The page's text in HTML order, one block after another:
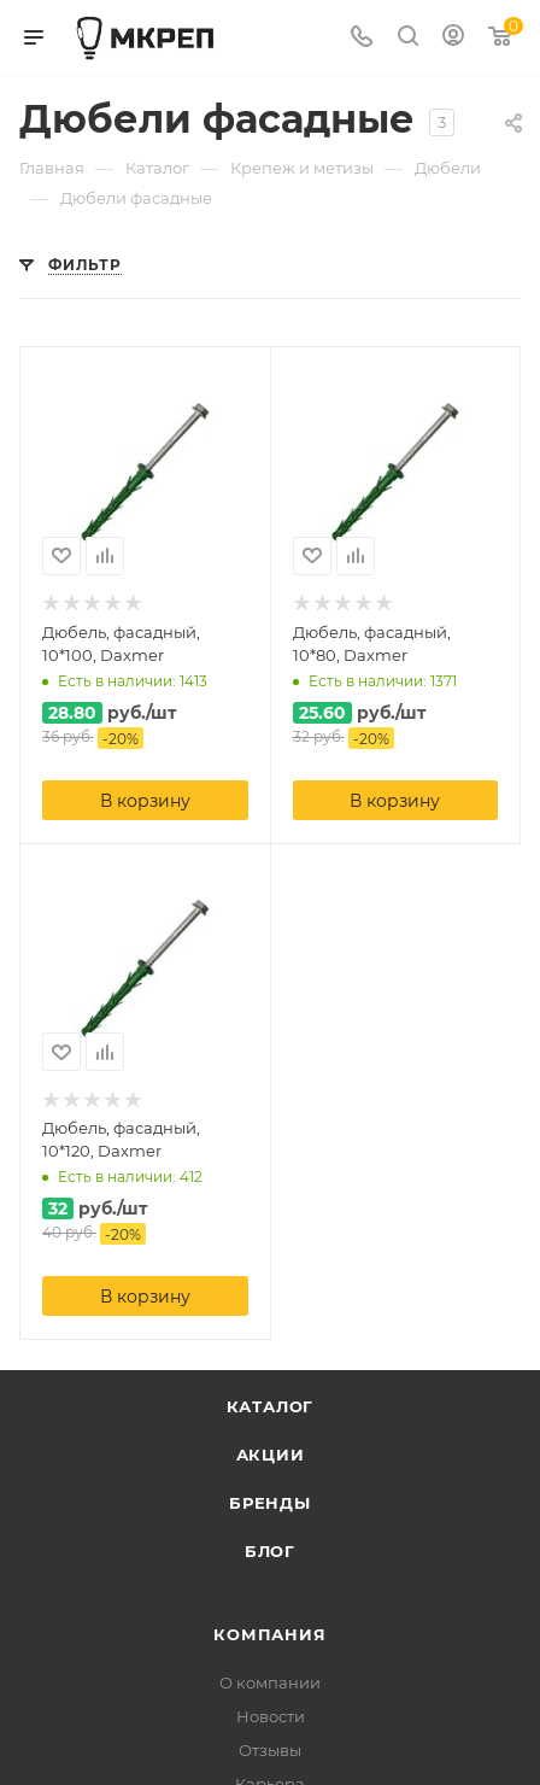
0
Дюбели фасадные 3
Главная — Каталог — Крепеж и метизы — Дюбели
— Дюбели фасадные
ФИЛЬТР
Дюбель, фасадный,
10*100, Daxmer
Есть в наличии: 1413
28.80 руб./шт
36руб. -20%
В корзину
Дюбель, фасадный,
10*80, Daxmer
Есть в наличии: 1371
25.60 руб./шт
32руб. -20%
В корзину
Дюбель, фасадный,
10*120, Daxmer
Есть в наличии: 412
32 руб./шт
40руб. -20%
В корзину
КАТАЛОГ
АКЦИИ
БРЕНДЫ
БЛОГ
КОМПАНИЯ
О компании
Новости
Отзывы